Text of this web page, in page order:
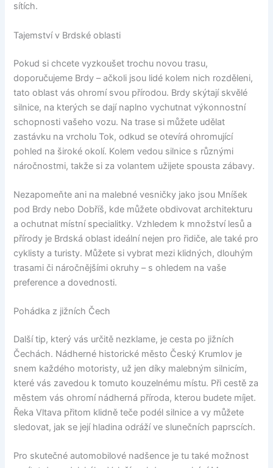
sítích.
Tajemství v Brdské oblasti
Pokud si chcete vyzkoušet trochu novou trasu,
doporučujeme Brdy – ačkoli jsou lidé kolem nich rozděleni,
tato oblast vás ohromí svou přírodou. Brdy skýtají skvělé
silnice, na kterých se dají naplno vychutnat výkonnostní
schopnosti vašeho vozu. Na trase si můžete udělat
zastávku na vrcholu Tok, odkud se otevírá ohromující
pohled na široké okolí. Kolem vedou silnice s různými
náročnostmi, takže si za volantem užijete spousta zábavy.
Nezapomeňte ani na malebné vesničky jako jsou Mníšek
pod Brdy nebo Dobříš, kde můžete obdivovat architekturu
a ochutnat místní specialitky. Vzhledem k množství lesů a
přírody je Brdská oblast ideální nejen pro řidiče, ale také pro
cyklisty a turisty. Můžete si vybrat mezi klidných, dlouhým
trasami či náročnějšími okruhy – s ohledem na vaše
preference a dovednosti.
Pohádka z jižních Čech
Další tip, který vás určitě nezklame, je cesta po jižních
Čechách. Nádherné historické město Český Krumlov je
snem každého motoristy, už jen díky malebným silnicím,
které vás zavedou k tomuto kouzelnému místu. Při cestě za
městem vás ohromí nádherná příroda, kterou budete míjet.
Řeka Vltava přitom klidně teče podél silnice a vy můžete
sledovat, jak se její hladina odráží ve slunečních paprscích.
Pro skutečné automobilové nadšence je tu také možnost